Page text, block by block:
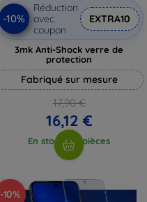
-10%
Réduction
avec
coupon
EXTRA10
3mk Anti-Shock verre de
protection
Fabriqué sur mesure
17,90 €
16,12 €
En stock > 5 pièces
-10%